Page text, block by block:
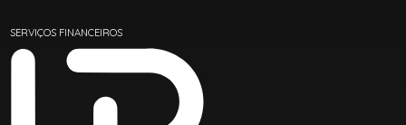
SERVIÇOS FINANCEIROS